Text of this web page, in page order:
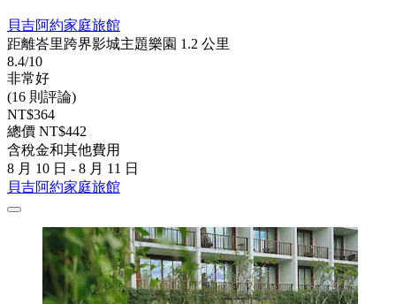
貝吉阿約家庭旅館
距離峇里跨界影城主題樂園 1.2 公里
8.4/10
非常好
(16 則評論)
NT$364
總價 NT$442
含稅金和其他費用
8 月 10 日 - 8 月 11 日
貝吉阿約家庭旅館